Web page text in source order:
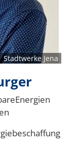
Stadtwerke Jena